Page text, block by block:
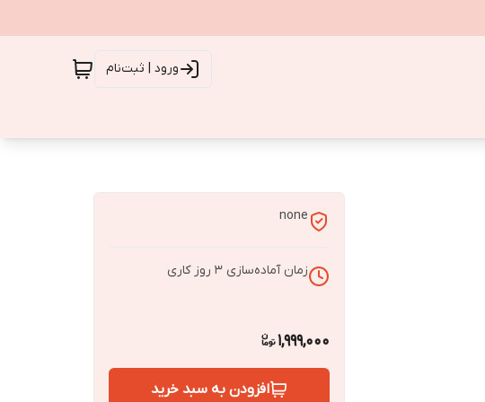
ورود | ثبت‌نام
none
زمان آماده‌سازی 3 روز کاری
1,999,000
افزودن به سبد خرید